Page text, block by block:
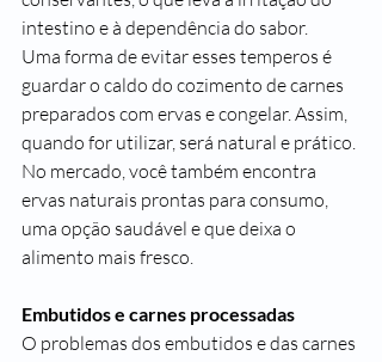
intestino e à dependência do sabor.
Uma forma de evitar esses temperos é
guardar o caldo do cozimento de carnes
preparados com ervas e congelar. Assim,
quando for utilizar, será natural e prático.
No mercado, você também encontra
ervas naturais prontas para consumo,
uma opção saudável e que deixa o
alimento mais fresco.
Embutidos e carnes processadas
O problemas dos embutidos e das carnes